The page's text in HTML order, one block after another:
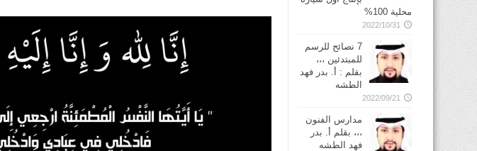
محلية 100%
2022/10/31
7 نصائح للرسم
للمبتدئين ،،،
بقلم : أ. بدر فهد
الطشه
2022/09/21
مدارس الفنون
،،، بقلم أ. بدر
فهد الطشه